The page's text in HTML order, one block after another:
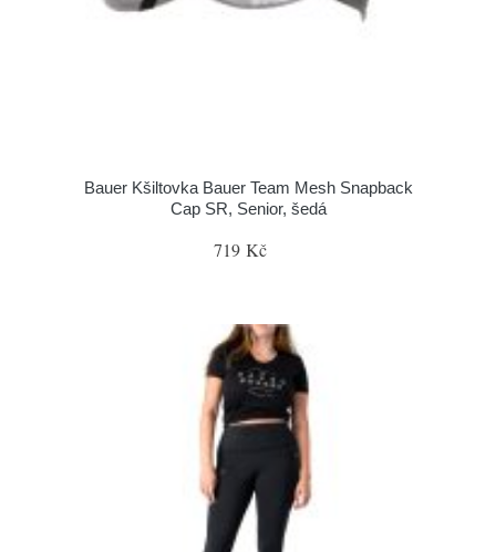
Bauer Kšiltovka Bauer Team Mesh Snapback
Cap SR, Senior, šedá
719 Kč